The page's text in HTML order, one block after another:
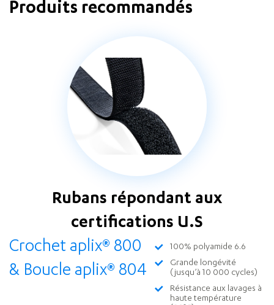
Produits recommandés
Rubans répondant aux
certifications U.S
Crochet aplix® 800
& Boucle aplix® 804
100% polyamide 6.6
Grande longévité
(jusqu’à 10 000 cycles)
Résistance aux lavages à
haute température